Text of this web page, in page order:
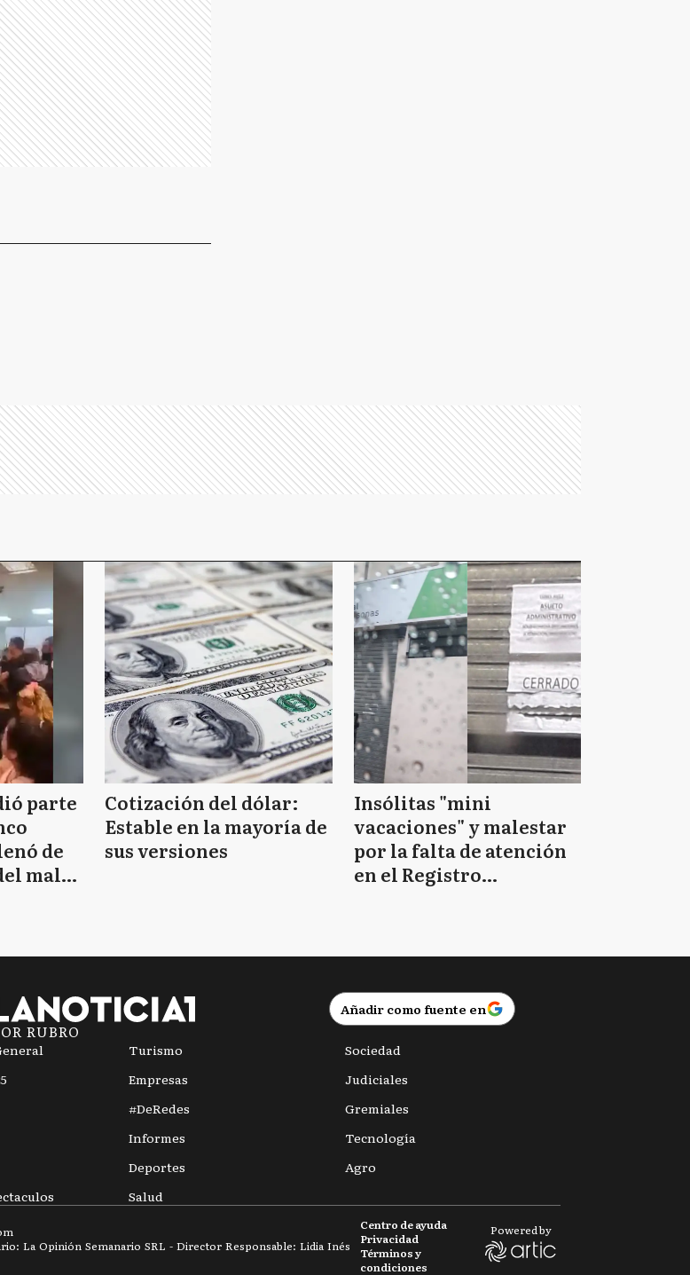
parte
de
mal
Cotización del dólar:
Estable en la mayoría de
sus versiones
Insólitas "mini
vacaciones" y malestar
por la falta de atención
en el Registro
Añadir como fuente en
RUBRO
Turismo
Empresas
#DeRedes
Informes
Deportes
Salud
Sociedad
Judiciales
Gremiales
Tecnología
Agro
La Opinión Semanario SRL - Director Responsable: Lidia Inés
Términos y
condiciones
Privacidad
Centro de ayuda Powered by